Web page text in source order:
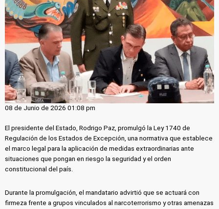
08 de Junio de 2026 01:08 pm
El presidente del Estado, Rodrigo Paz, promulgó la Ley 1740 de
Regulación de los Estados de Excepción, una normativa que establece
el marco legal para la aplicación de medidas extraordinarias ante
situaciones que pongan en riesgo la seguridad y el orden
constitucional del país.
Durante la promulgación, el mandatario advirtió que se actuará con
firmeza frente a grupos vinculados al narcoterrorismo y otras amenazas